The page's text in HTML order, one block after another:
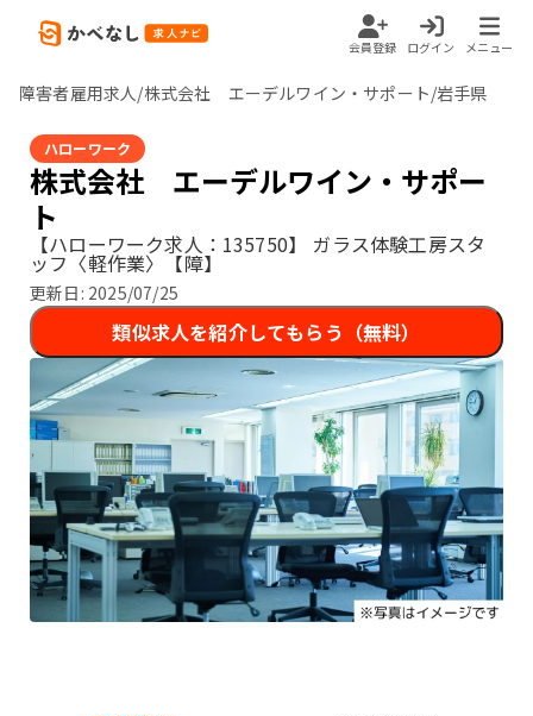
会員登録 ログイン メニュー
障害者雇用求人/株式会社 エーデルワイン・サポート/岩手県
ハローワーク
株式会社 エーデルワイン・サポー
ト
【ハローワーク求人：135750】 ガラス体験工房スタ
ッフ〈軽作業〉【障】
更新日: 2025/07/25
類似求人を紹介してもらう（無料）